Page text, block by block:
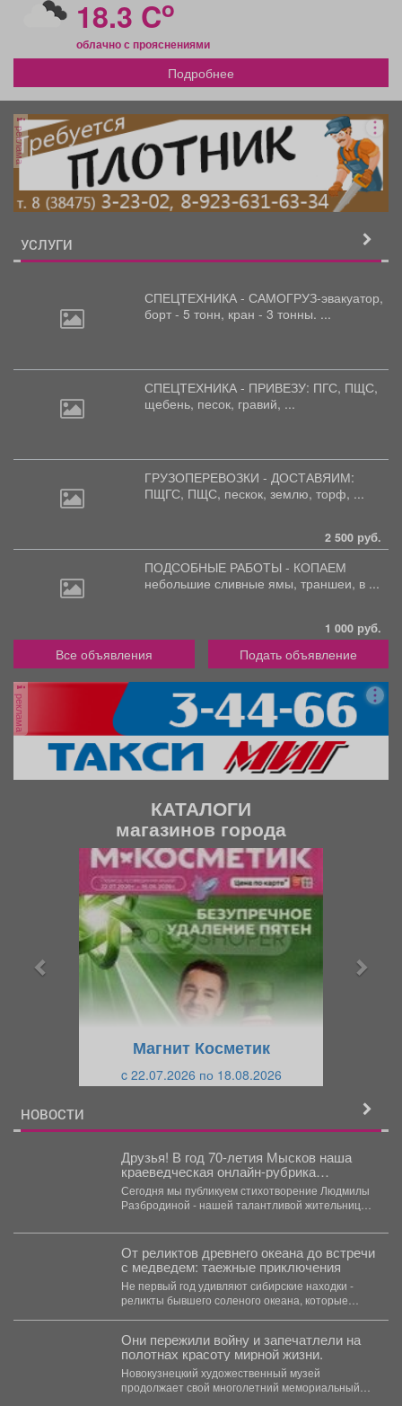
18.3 Co
облачно с прояснениями
Подробнее
реклама
УСЛУГИ
СПЕЦТЕХНИКА - САМОГРУЗ-эвакуатор,
борт - 5 тонн, кран - 3 тонны. ...
СПЕЦТЕХНИКА - ПРИВЕЗУ: ПГС, ПЩС,
щебень, песок, гравий, ...
ГРУЗОПЕРЕВОЗКИ - ДОСТАВЯИМ:
ПЩГС, ПЩС, пескок, землю, торф, ...
2 500 руб.
ПОДСОБНЫЕ РАБОТЫ - КОПАЕМ
небольшие сливные ямы, траншеи, в ...
1 000 руб.
Все объявления Подать объявление
реклама
КАТАЛОГИ
магазинов города
Магнит Косметик
c 22.07.2026 по 18.08.2026
НОВОСТИ
Друзья! В год 70-летия Мысков наша
краеведческая онлайн-рубрика
«Поэтический вторникЪ» продолжает
знакомить вас с творчеством земляков.
Сегодня мы публикуем стихотворение Людмилы
Разбродиной - нашей талантливой жительницы
От реликтов древнего океана до встречи
с медведем: таежные приключения
Не первый год удивляют сибирские находки -
реликты бывшего соленого океана, которые
Они пережили войну и запечатлели на
полотнах красоту мирной жизни.
Новокузнецкий художественный музей
продолжает свой многолетний мемориальный